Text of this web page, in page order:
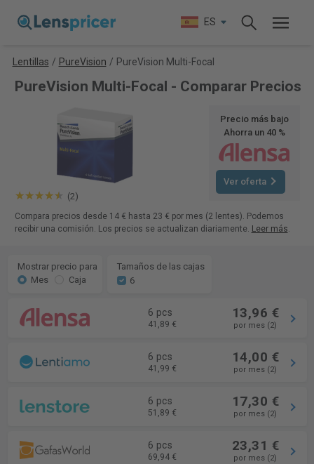
ES
Lentillas / PureVision / PureVision Multi-Focal
PureVision Multi-Focal - Comparar Precios
(2)
Precio más bajo
Ahorra un 40 %
Ver oferta
Compara precios desde 14 € hasta 23 € por mes (2 lentes). Podemos
recibir una comisión. Los precios se actualizan diariamente. Leer más.
Mostrar precio para
Mes
Caja
Tamaños de las cajas
6
6 pcs
41,89 €
13,96 €
por mes (2)
6 pcs
41,99 €
14,00 €
por mes (2)
6 pcs
51,89 €
17,30 €
por mes (2)
6 pcs
69,94 €
23,31 €
por mes (2)